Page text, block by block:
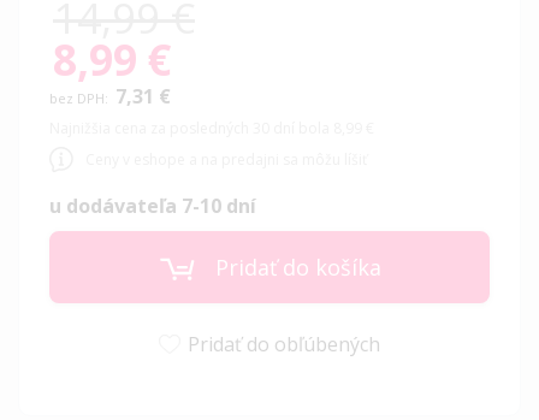
Special
Price
8,99 €
7,31 €
u dodávateľa 7-10 dní
Pridať do košíka
Pridať do obľúbených